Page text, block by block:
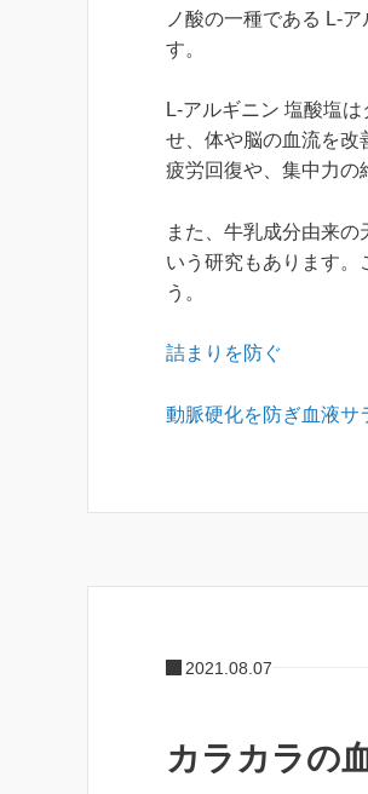
ノ酸の一種である L-
す。
L-アルギニン 塩酸塩
せ、体や脳の血流を改
疲労回復や、集中力の
また、牛乳成分由来
いう研究もあります。
う。
詰まりを防ぐ
動脈硬化を防ぎ血液サ
2021.08.07
カラカラの